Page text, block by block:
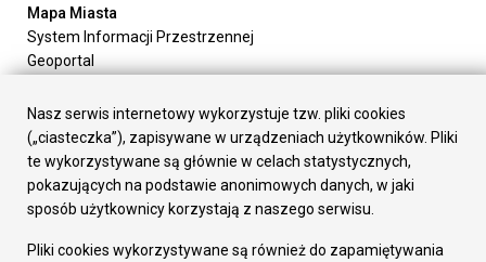
Mapa Miasta
System Informacji Przestrzennej
Geoportal
Załatw sprawę
Prezydent Miasta
Rada Miasta
Wydziały
Elektroniczna Skrzynka Podawcza
Gospodarka
Nasz serwis internetowy wykorzystuje tzw. pliki cookies
(„ciasteczka”), zapisywane w urządzeniach użytkowników. Pliki
te wykorzystywane są głównie w celach statystycznych,
pokazujących na podstawie anonimowych danych, w jaki
sposób użytkownicy korzystają z naszego serwisu.
Pliki cookies wykorzystywane są również do zapamiętywania